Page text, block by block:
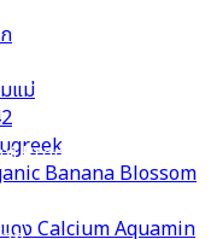
Promom
แม่
Banana Blossom